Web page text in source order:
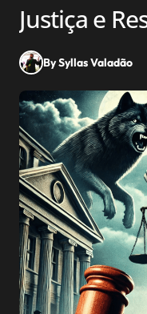
Justiça e
By Syllas Valadão